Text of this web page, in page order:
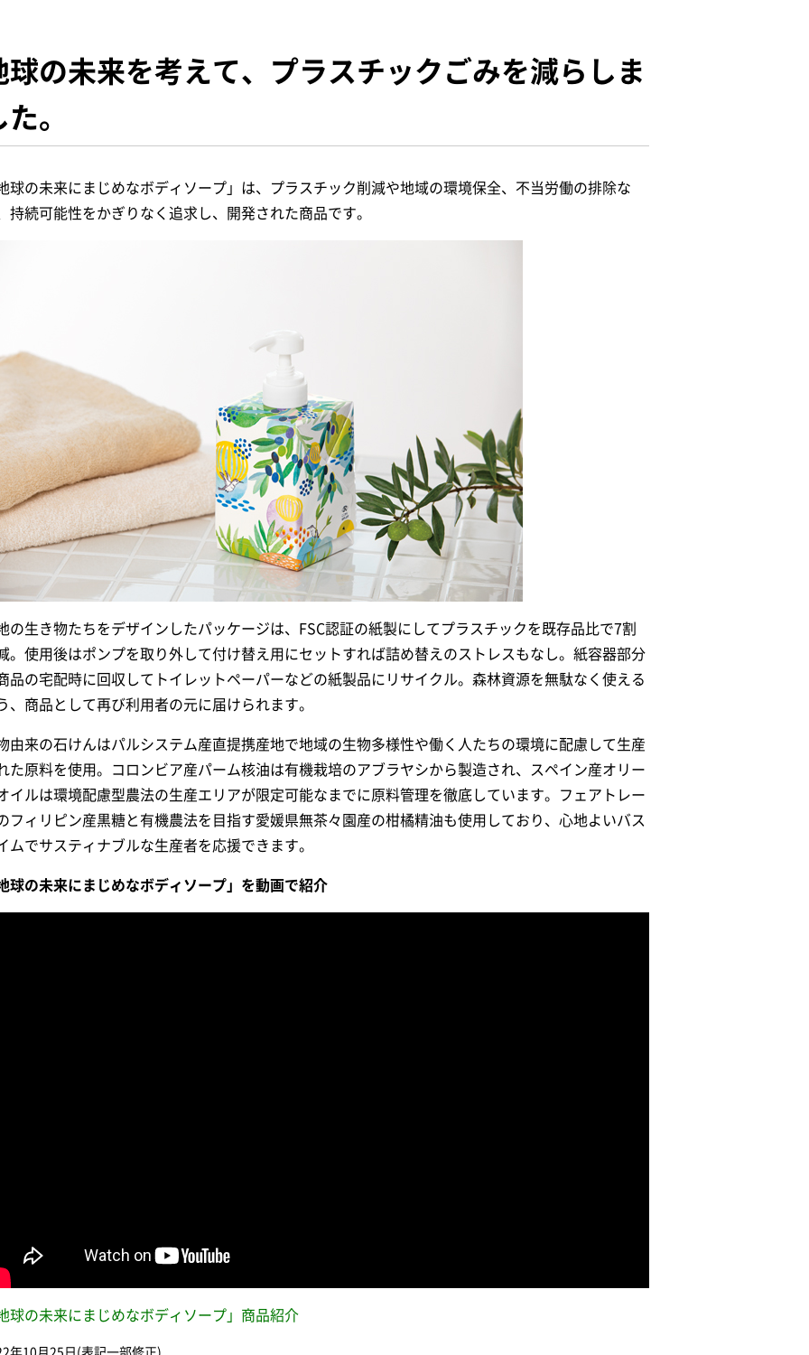
球の未来を考えて、プラスチックごみを減らしま
。
球の未来にまじめなボディソープ」は、プラスチック削減や地域の環境保全、不当労働の排除な
持続可能性をかぎりなく追求し、開発された商品です。
の生き物たちをデザインしたパッケージは、FSC認証の紙製にしてプラスチックを既存品比で7割
。使用後はポンプを取り外して付け替え用にセットすれば詰め替えのストレスもなし。紙容器部分
品の宅配時に回収してトイレットペーパーなどの紙製品にリサイクル。森林資源を無駄なく使える
、商品として再び利用者の元に届けられます。
由来の石けんはパルシステム産直提携産地で地域の生物多様性や働く人たちの環境に配慮して生産
た原料を使用。コロンビア産パーム核油は有機栽培のアブラヤシから製造され、スペイン産オリー
イルは環境配慮型農法の生産エリアが限定可能なまでに原料管理を徹底しています。フェアトレー
フィリピン産黒糖と有機農法を目指す愛媛県無茶々園産の柑橘精油も使用しており、心地よいバス
ムでサスティナブルな生産者を応援できます。
球の未来にまじめなボディソープ」を動画で紹介
球の未来にまじめなボディソープ」商品紹介